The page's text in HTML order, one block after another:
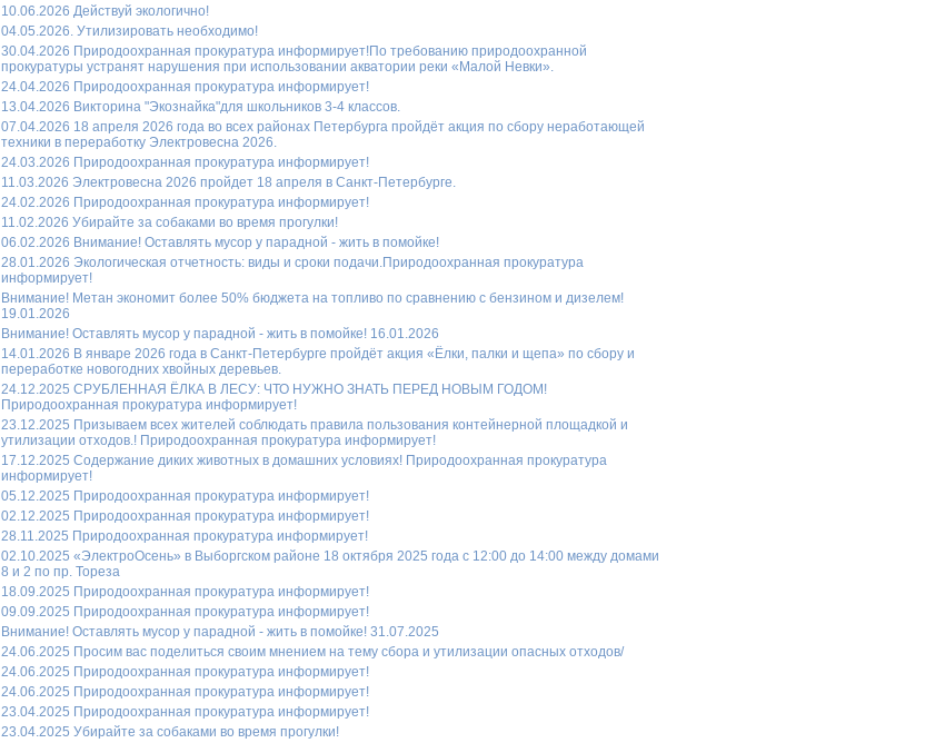
10.06.2026 Действуй экологично!
04.05.2026. Утилизировать необходимо!
30.04.2026 Природоохранная прокуратура информирует!По требованию природоохранной
прокуратуры устранят нарушения при использовании акватории реки «Малой Невки».
24.04.2026 Природоохранная прокуратура информирует!
13.04.2026 Викторина "Экознайка"для школьников 3-4 классов.
07.04.2026 18 апреля 2026 года во всех районах Петербурга пройдёт акция по сбору неработающей
техники в переработку Электровесна 2026.
24.03.2026 Природоохранная прокуратура информирует!
11.03.2026 Электровесна 2026 пройдет 18 апреля в Санкт-Петербурге.
24.02.2026 Природоохранная прокуратура информирует!
11.02.2026 Убирайте за собаками во время прогулки!
06.02.2026 Внимание! Оставлять мусор у парадной - жить в помойке!
28.01.2026 Экологическая отчетность: виды и сроки подачи.Природоохранная прокуратура
информирует!
Внимание! Метан экономит более 50% бюджета на топливо по сравнению с бензином и дизелем!
19.01.2026
Внимание! Оставлять мусор у парадной - жить в помойке! 16.01.2026
14.01.2026 В январе 2026 года в Санкт-Петербурге пройдёт акция «Ёлки, палки и щепа» по сбору и
переработке новогодних хвойных деревьев.
24.12.2025 СРУБЛЕННАЯ ЁЛКА В ЛЕСУ: ЧТО НУЖНО ЗНАТЬ ПЕРЕД НОВЫМ ГОДОМ!
Природоохранная прокуратура информирует!
23.12.2025 Призываем всех жителей соблюдать правила пользования контейнерной площадкой и
утилизации отходов.! Природоохранная прокуратура информирует!
17.12.2025 Содержание диких животных в домашних условиях! Природоохранная прокуратура
информирует!
05.12.2025 Природоохранная прокуратура информирует!
02.12.2025 Природоохранная прокуратура информирует!
28.11.2025 Природоохранная прокуратура информирует!
02.10.2025 «ЭлектроОсень» в Выборгском районе 18 октября 2025 года с 12:00 до 14:00 между домами
8 и 2 по пр. Тореза
18.09.2025 Природоохранная прокуратура информирует!
09.09.2025 Природоохранная прокуратура информирует!
Внимание! Оставлять мусор у парадной - жить в помойке! 31.07.2025
24.06.2025 Просим вас поделиться своим мнением на тему сбора и утилизации опасных отходов/
24.06.2025 Природоохранная прокуратура информирует!
24.06.2025 Природоохранная прокуратура информирует!
23.04.2025 Природоохранная прокуратура информирует!
23.04.2025 Убирайте за собаками во время прогулки!